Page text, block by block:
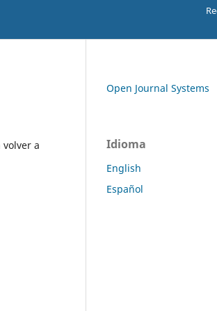
a
Open Journal Systems
Idioma
English
Español